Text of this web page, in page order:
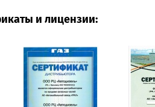
и лицензии: